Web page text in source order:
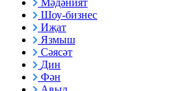
Мәдәният
Шоу-бизнес
Иҗат
Язмыш
Сәясәт
Дин
Фән